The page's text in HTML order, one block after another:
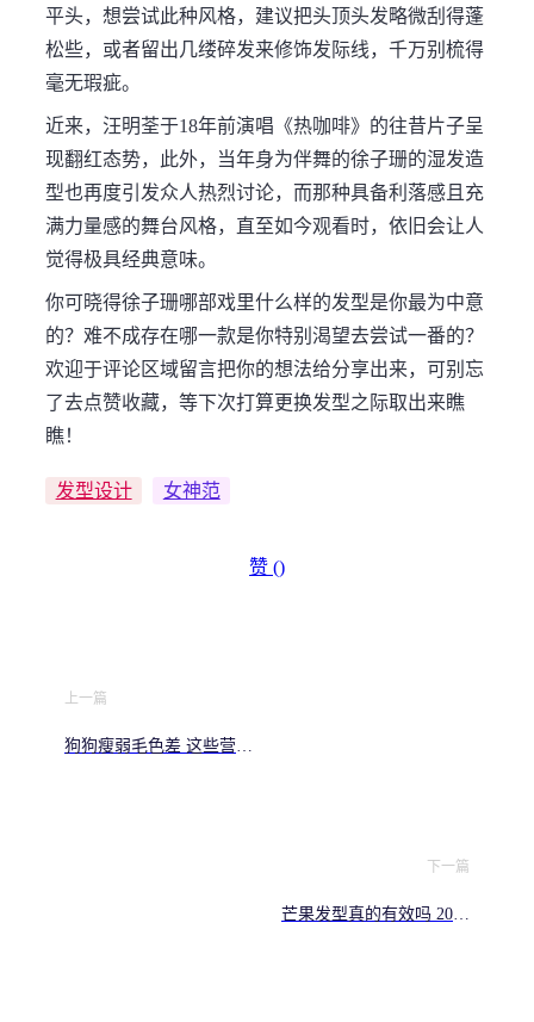
平头，想尝试此种风格，建议把头顶头发略微刮得蓬
松些，或者留出几缕碎发来修饰发际线，千万别梳得
毫无瑕疵。
近来，汪明荃于18年前演唱《热咖啡》的往昔片子呈
现翻红态势，此外，当年身为伴舞的徐子珊的湿发造
型也再度引发众人热烈讨论，而那种具备利落感且充
满力量感的舞台风格，直至如今观看时，依旧会让人
觉得极具经典意味。
你可晓得徐子珊哪部戏里什么样的发型是你最为中意
的？难不成存在哪一款是你特别渴望去尝试一番的？
欢迎于评论区域留言把你的想法给分享出来，可别忘
了去点赞收藏，等下次打算更换发型之际取出来瞧
瞧！
发型设计 女神范
赞 ()
上一篇
狗狗瘦弱毛色差 这些营养
下一篇
芒果发型真的有效吗 2026